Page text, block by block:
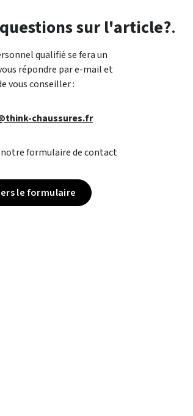
questions sur l'article?.
qualifié se fera un
répondre par e-mail et
vous conseiller :
chaussures.fr
formulaire de contact
le formulaire